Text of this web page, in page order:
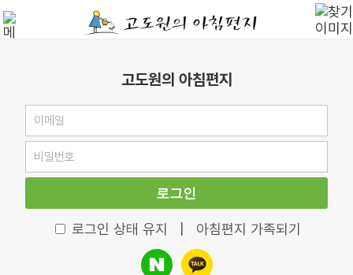
고도원의 아침편지
로그인
로그인 상태 유지 아침편지 가족되기